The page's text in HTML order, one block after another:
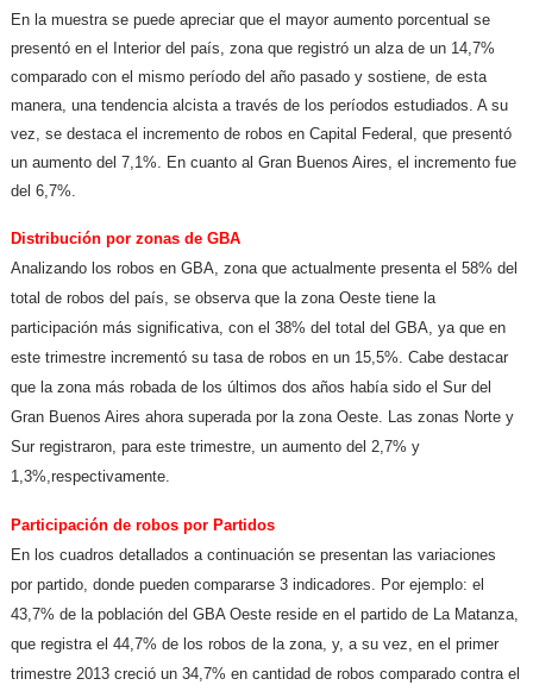
En la muestra se puede apreciar que el mayor aumento porcentual se
presentó en el Interior del país, zona que registró un alza de un 14,7%
comparado con el mismo período del año pasado y sostiene, de esta
manera, una tendencia alcista a través de los períodos estudiados. A su
vez, se destaca el incremento de robos en Capital Federal, que presentó
un aumento del 7,1%. En cuanto al Gran Buenos Aires, el incremento fue
del 6,7%.
Distribución por zonas de GBA
Analizando los robos en GBA, zona que actualmente presenta el 58% del
total de robos del país, se observa que la zona Oeste tiene la
participación más significativa, con el 38% del total del GBA, ya que en
este trimestre incrementó su tasa de robos en un 15,5%. Cabe destacar
que la zona más robada de los últimos dos años había sido el Sur del
Gran Buenos Aires ahora superada por la zona Oeste. Las zonas Norte y
Sur registraron, para este trimestre, un aumento del 2,7% y
1,3%,respectivamente.
Participación de robos por Partidos
En los cuadros detallados a continuación se presentan las variaciones
por partido, donde pueden compararse 3 indicadores. Por ejemplo: el
43,7% de la población del GBA Oeste reside en el partido de La Matanza,
que registra el 44,7% de los robos de la zona, y, a su vez, en el primer
trimestre 2013 creció un 34,7% en cantidad de robos comparado contra el